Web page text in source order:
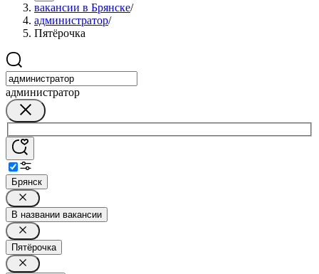
вакансии в Брянске/
администратор/
Пятёрочка
администратор
Брянск
В названии вакансии
Пятёрочка